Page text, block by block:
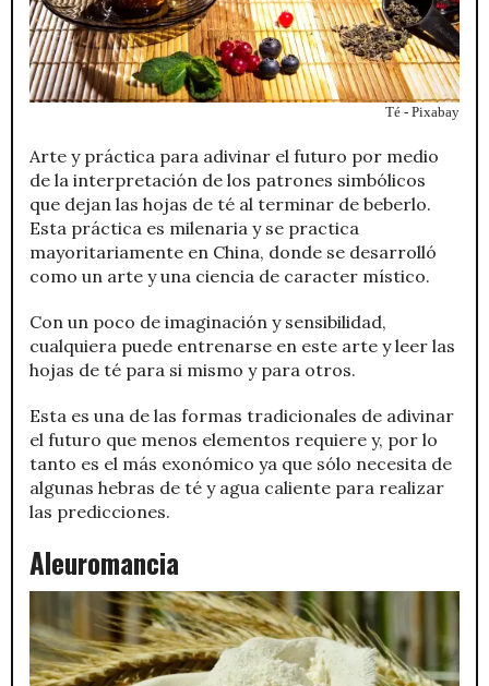
Té - Pixabay
Arte y práctica para adivinar el futuro por medio
de la interpretación de los patrones simbólicos
que dejan las hojas de té al terminar de beberlo.
Esta práctica es milenaria y se practica
mayoritariamente en China, donde se desarrolló
como un arte y una ciencia de caracter místico.
Con un poco de imaginación y sensibilidad,
cualquiera puede entrenarse en este arte y leer las
hojas de té para si mismo y para otros.
Esta es una de las formas tradicionales de adivinar
el futuro que menos elementos requiere y, por lo
tanto es el más exonómico ya que sólo necesita de
algunas hebras de té y agua caliente para realizar
las predicciones.
Aleuromancia